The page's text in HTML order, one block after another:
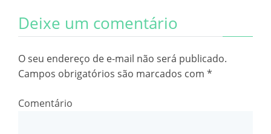
Deixe um comentário
O seu endereço de e-mail não será publicado.
Campos obrigatórios são marcados com *
Comentário